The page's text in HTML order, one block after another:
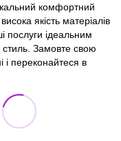
комфортний
якість матеріалів
послуги ідеальним
Замовте свою
і переконайтеся в